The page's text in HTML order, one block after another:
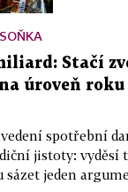
Stačí
úroveň roku
spotřební
jistoty: vyděsí
jeden